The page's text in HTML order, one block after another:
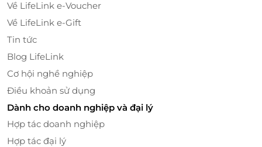
LifeLink - Nền tảng trải nghiệm sản
phẩm dịch vụ uy tín
LifeLink - Cầu nối giữa trải nghiệm & công
nghệ
Về LifeLink e-Voucher
Về LifeLink e-Gift
Tin tức
Blog LifeLink
Cơ hội nghề nghiệp
Điều khoản sử dụng
Dành cho doanh nghiệp và đại lý
Hợp tác doanh nghiệp
Hợp tác đại lý